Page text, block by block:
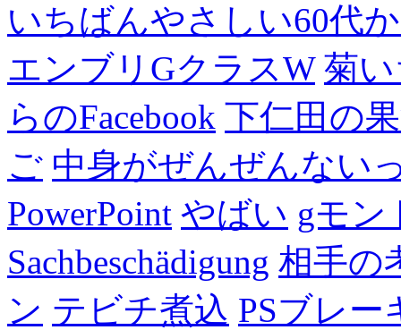
いちばんやさしい60代
エンブリGクラスW 菊
らのFacebook 下仁田の
ご 中身がぜんぜんない
PowerPoint やばい gモン
Sachbeschädigung 相手の
ン テビチ煮込 PSブレー